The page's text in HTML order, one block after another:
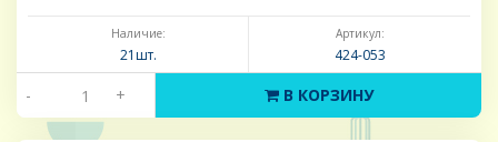
Наличие:
21шт.
Артикул:
424-053
- + В КОРЗИНУ